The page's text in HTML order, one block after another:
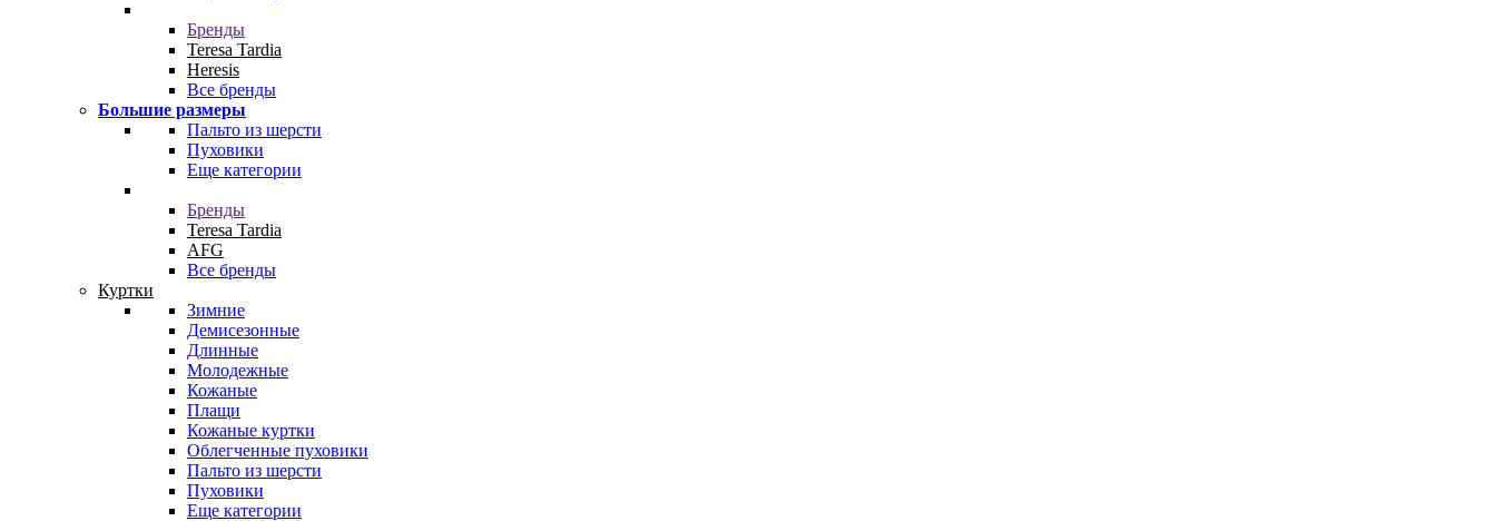
Бренды
Teresa Tardia
Heresis
Все бренды
Большие размеры
Пальто из шерсти
Пуховики
Еще категории
Бренды
Teresa Tardia
AFG
Все бренды
Куртки
Зимние
Демисезонные
Длинные
Молодежные
Кожаные
Плащи
Кожаные куртки
Облегченные пуховики
Пальто из шерсти
Пуховики
Еще категории